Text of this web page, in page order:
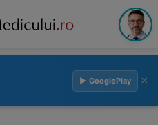
▶ GooglePlay ×